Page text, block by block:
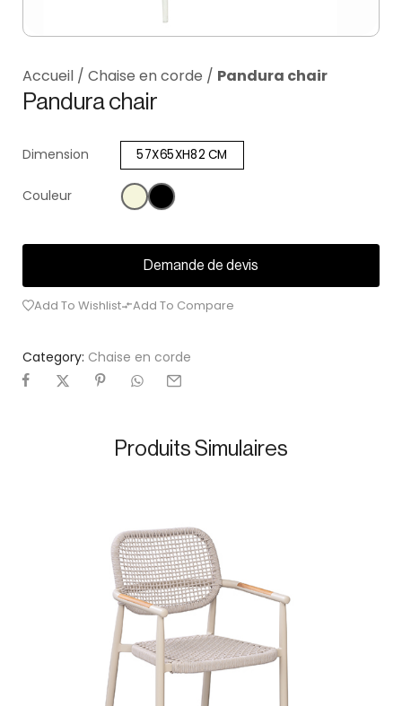
Accueil / Chaise en corde / Pandura chair
Pandura chair
Dimension 57X65XH82 CM
Couleur
Demande de devis
Add To Wishlist Add To Compare
Category: Chaise en corde
Produits Simulaires